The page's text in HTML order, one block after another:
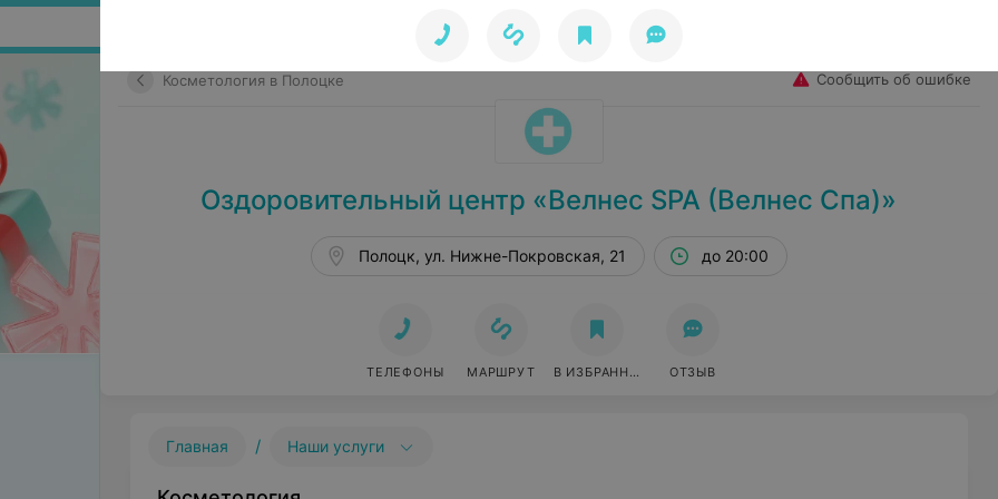
Косметология в Полоцке Сообщить об ошибке
Оздоровительный центр «Велнес SPA (Велнес Спа)»
Полоцк, ул. Нижне-Покровская, 21 до 20:00
ТЕЛЕФОНЫ МАРШРУТ В ИЗБРАННОЕ ОТЗЫВ
Главная / Наши услуги